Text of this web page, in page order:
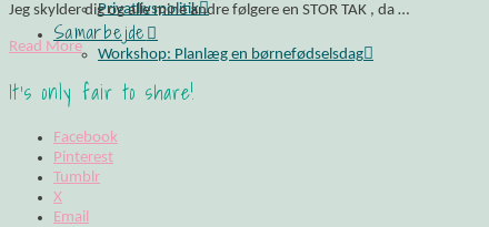
Privatlivspolitik
Samarbejde
Workshop: Planlæg en børnefødselsdag
Jeg skylder dig og alle mine andre følgere en STOR TAK , da …
Read More
It's only fair to share!
Facebook
Pinterest
Tumblr
X
Email